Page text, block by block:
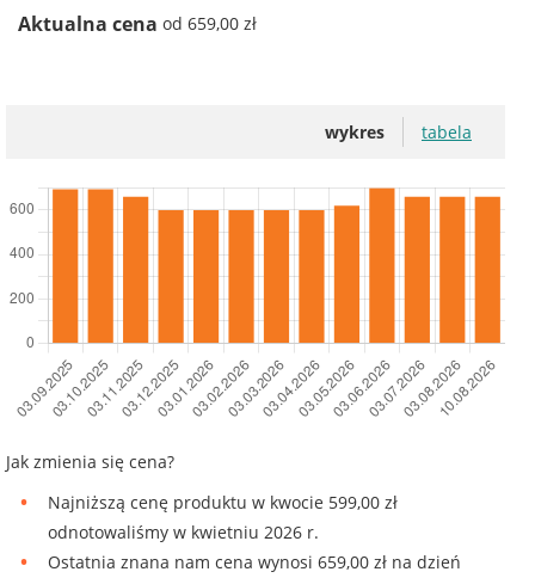
Aktualna cena od 659,00 zł
wykres tabela
Jak zmienia się cena?
Najniższą cenę produktu w kwocie 599,00 zł
odnotowaliśmy w kwietniu 2026 r.
Ostatnia znana nam cena wynosi 659,00 zł na dzień